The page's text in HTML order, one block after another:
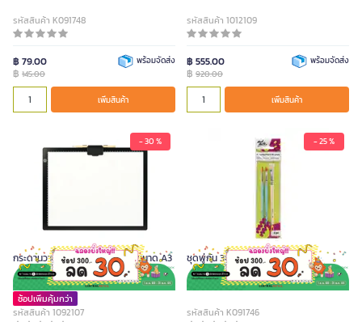
รหัสสินค้า K091748
฿ 79.00
฿ 145.00
พร้อมจัดส่ง
เพิ่มสินค้า
รหัสสินค้า 1012109
฿ 555.00
฿ 920.00
พร้อมจัดส่ง
เพิ่มสินค้า
- 30 %
กระดานวาดภาพ LED THINKIN ขนาด A3
ช้อปเพิ่มคุ้มกว่า
รหัสสินค้า 1092107
- 25 %
ชุดพู่กัน 3 ด้าม Montmarte
รหัสสินค้า K091746